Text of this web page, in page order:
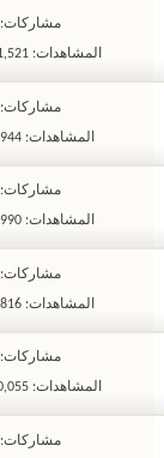
مشاركات: 0
المشاهدات: 11,521
مشاركات: 0
المشاهدات: 5,944
مشاركات: 0
المشاهدات: 6,990
مشاركات: 0
المشاهدات: 5,816
مشاركات: 1
المشاهدات: 20,055
مشاركات: 0